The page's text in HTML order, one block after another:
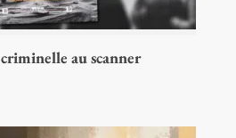
au scanner